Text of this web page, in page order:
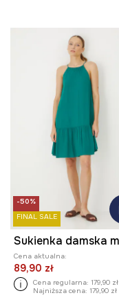
-50%
FINAL SALE
Cena aktualna:
89,90 zł
Cena regularna: 179,90 zł
Najniższa cena: 179,90 zł